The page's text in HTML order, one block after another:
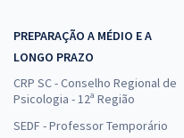
PREPARAÇÃO A MÉDIO E A
LONGO PRAZO
CRP SC - Conselho Regional de
Psicologia - 12ª Região
SEDF - Professor Temporário